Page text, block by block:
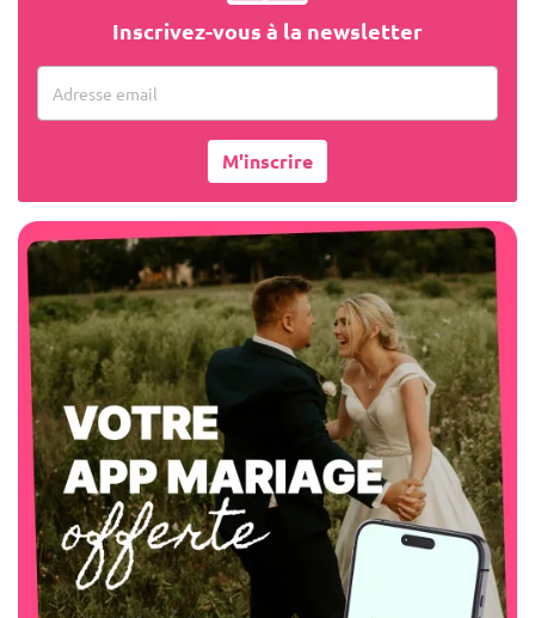
Inscrivez-vous à la newsletter
Adresse email